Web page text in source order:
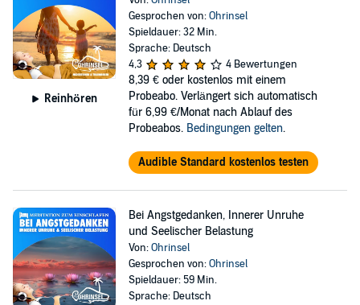
Reinhören
Gesprochen von:Ohrinsel
Spieldauer: 32 Min.
Sprache: Deutsch
4,3
4 Bewertungen
8,39 € oder kostenlos mit einem
Probeabo. Verlängert sich automatisch
für 6,99 €/Monat nach Ablauf des
Probeabos. Bedingungen gelten.
Audible Standard kostenlos testen
Bei Angstgedanken, Innerer Unruhe
und Seelischer Belastung
Von:Ohrinsel
Gesprochen von:Ohrinsel
Spieldauer: 59 Min.
Sprache: Deutsch